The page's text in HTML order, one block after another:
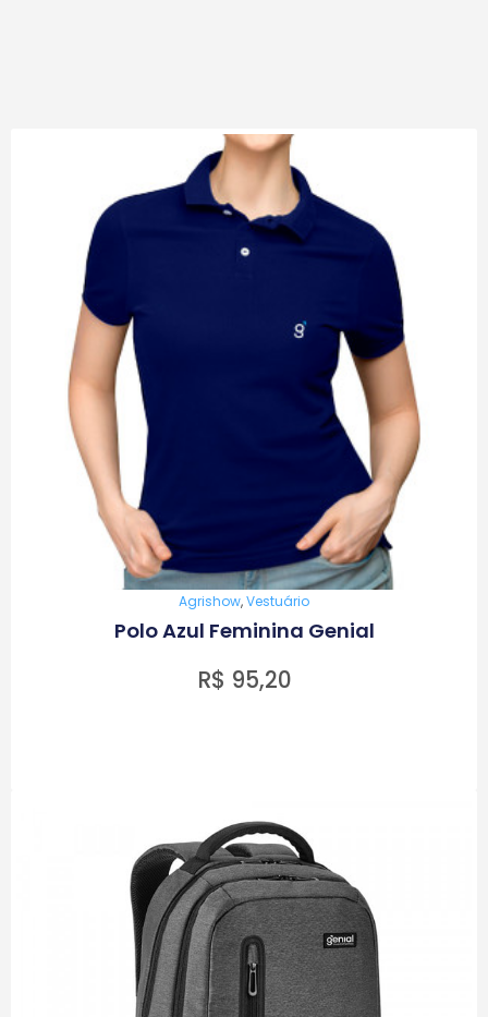
Agrishow,Vestuário
Polo Azul Feminina Genial
R$ 95,20